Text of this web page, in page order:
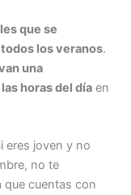
que se
los veranos.
una
horas del día en
eres joven y no
no te
que cuentas con